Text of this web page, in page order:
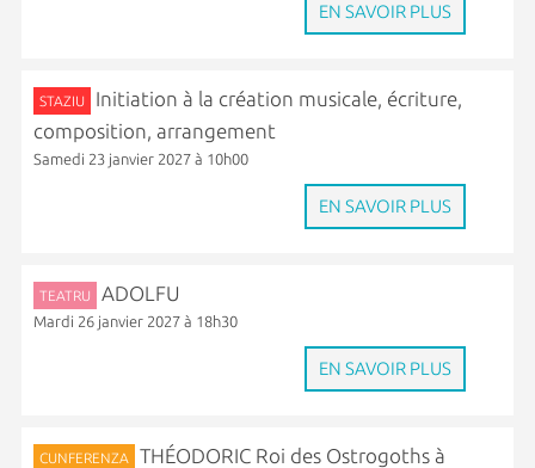
EN SAVOIR PLUS
STAZIU
Initiation à la création musicale, écriture,
composition, arrangement
Samedi 23 janvier 2027 à 10h00
EN SAVOIR PLUS
TEATRU ADOLFU
Mardi 26 janvier 2027 à 18h30
EN SAVOIR PLUS
CUNFERENZA
THÉODORIC Roi des Ostrogoths à